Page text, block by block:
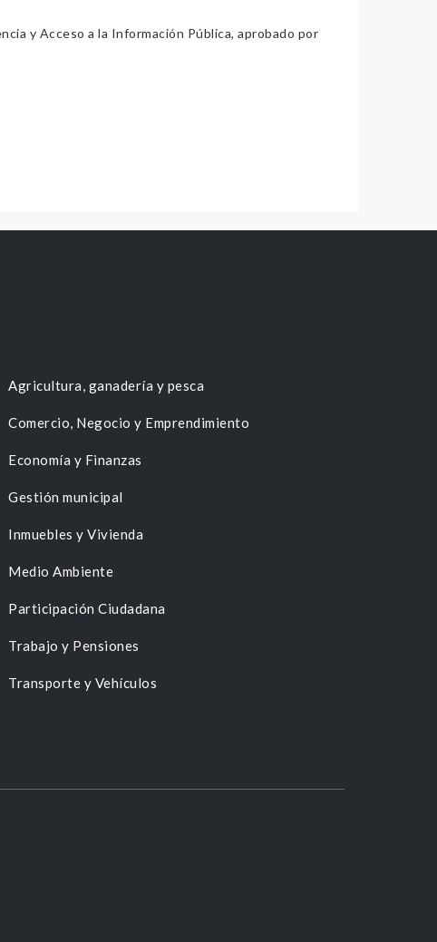
y Acceso a la Información Pública, aprobado por
Agricultura, ganadería y pesca
Comercio, Negocio y Emprendimiento
Economía y Finanzas
Gestión municipal
Inmuebles y Vivienda
Medio Ambiente
Participación Ciudadana
Trabajo y Pensiones
Transporte y Vehículos